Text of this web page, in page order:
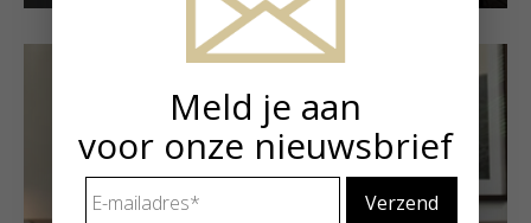
Meld je aan
voor onze nieuwsbrief
mailadres *